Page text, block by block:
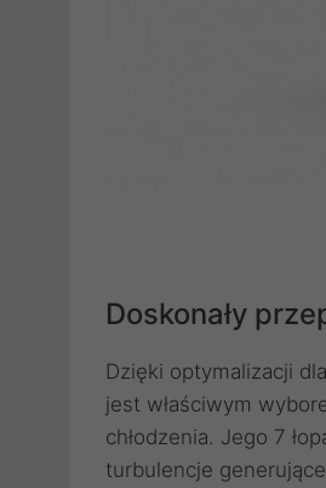
Doskonały
Dzięki optymalizacji
jest właściwym
chłodzenia. Jego 7
turbulencje